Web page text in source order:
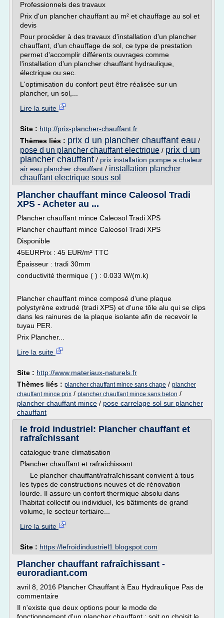
Professionnels des travaux
Prix d'un plancher chauffant au m² et chauffage au sol et
devis
Pour procéder à des travaux d'installation d'un plancher
chauffant, d'un chauffage de sol, ce type de prestation
permet d'accomplir différents ouvrages comme
l'installation d'un plancher chauffant hydraulique,
électrique ou sec.
L'optimisation du confort peut être réalisée sur un
plancher, un sol,...
Lire la suite
Site : http://prix-plancher-chauffant.fr
Thèmes liés : prix d un plancher chauffant eau /
pose d un plancher chauffant electrique / prix d un
plancher chauffant / prix installation pompe a chaleur
air eau plancher chauffant / installation plancher
chauffant electrique sous sol
Plancher chauffant mince Caleosol Tradi
XPS - Acheter au ...
Plancher chauffant mince Caleosol Tradi XPS
Plancher chauffant mince Caleosol Tradi XPS
Disponible
45EURPrix : 45 EUR/m² TTC
Épaisseur : tradi 30mm
conductivité thermique ( ) : 0.033 W/(m.k)
Plancher chauffant mince composé d'une plaque
polystyrène extrudé (tradi XPS) et d'une tôle alu qui se clips
dans les rainures de la plaque isolante afin de recevoir le
tuyau PER.
Prix Plancher...
Lire la suite
Site : http://www.materiaux-naturels.fr
Thèmes liés : plancher chauffant mince sans chape / plancher
chauffant mince prix / plancher chauffant mince sans beton /
plancher chauffant mince / pose carrelage sol sur plancher
chauffant
le froid industriel: Plancher chauffant et
rafraîchissant
catalogue trane climatisation
Plancher chauffant et rafraîchissant
Le plancher chauffant/rafraîchissant convient à tous
les types de constructions neuves et de rénovation
lourde. Il assure un confort thermique absolu dans
l'habitat collectif ou individuel, les bâtiments de grand
volume, le secteur tertiaire...
Lire la suite
Site : https://lefroidindustriel1.blogspot.com
Plancher chauffant rafraîchissant -
euroradiant.com
avril 8, 2016 Plancher Chauffant à Eau Hydraulique Pas de
commentaire
Il n'existe que deux options pour le mode de